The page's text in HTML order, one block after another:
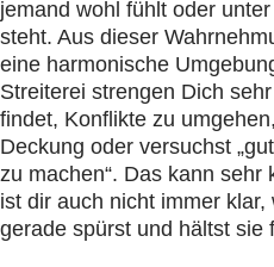
jemand wohl fühlt oder
steht. Aus dieser
eine harmonische
Streiterei strengen Dich
findet, Konflikte zu
Deckung oder versuchst
zu machen“. Das kann
ist dir auch nicht immer
gerade spürst und hältst sie